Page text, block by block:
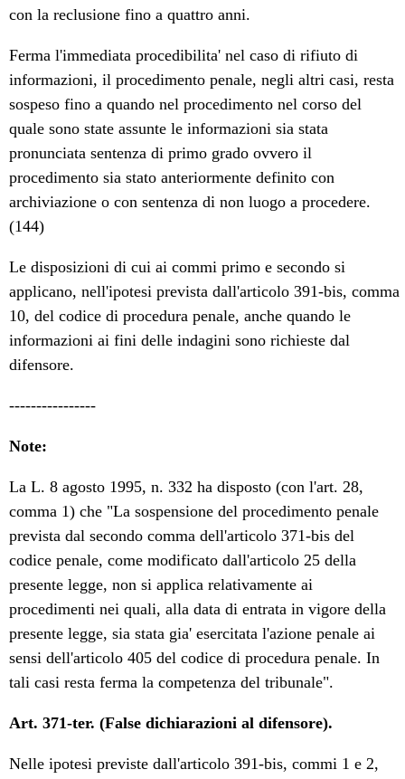
con la reclusione fino a quattro anni.
Ferma l'immediata procedibilita' nel caso di rifiuto di
informazioni, il procedimento penale, negli altri casi, resta
sospeso fino a quando nel procedimento nel corso del
quale sono state assunte le informazioni sia stata
pronunciata sentenza di primo grado ovvero il
procedimento sia stato anteriormente definito con
archiviazione o con sentenza di non luogo a procedere.
(144)
Le disposizioni di cui ai commi primo e secondo si
applicano, nell'ipotesi prevista dall'articolo 391-bis, comma
10, del codice di procedura penale, anche quando le
informazioni ai fini delle indagini sono richieste dal
difensore.
----------------
Note:
La L. 8 agosto 1995, n. 332 ha disposto (con l'art. 28,
comma 1) che "La sospensione del procedimento penale
prevista dal secondo comma dell'articolo 371-bis del
codice penale, come modificato dall'articolo 25 della
presente legge, non si applica relativamente ai
procedimenti nei quali, alla data di entrata in vigore della
presente legge, sia stata gia' esercitata l'azione penale ai
sensi dell'articolo 405 del codice di procedura penale. In
tali casi resta ferma la competenza del tribunale".
Art. 371-ter. (False dichiarazioni al difensore).
Nelle ipotesi previste dall'articolo 391-bis, commi 1 e 2,